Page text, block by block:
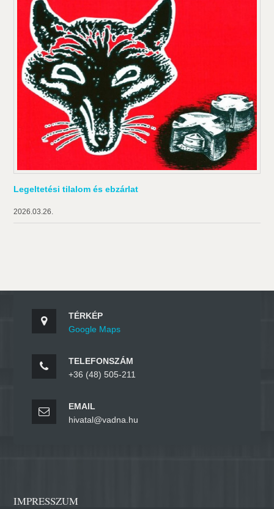
Legeltetési tilalom és ebzárlat
2026.03.26.
TÉRKÉP
Google Maps
TELEFONSZÁM
+36 (48) 505-211
EMAIL
hivatal@vadna.hu
IMPRESSZUM